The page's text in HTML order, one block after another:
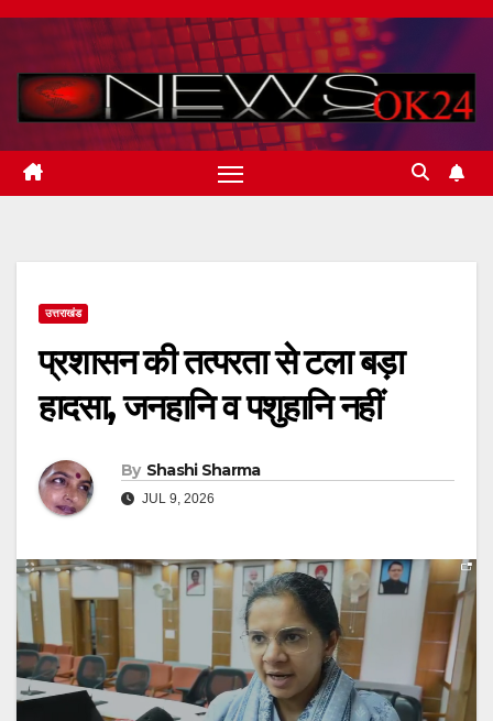
Skip
content
उत्तराखंड
प्रशासन की तत्परता से टला बड़ा
हादसा, जनहानि व पशुहानि नहीं
By Shashi Sharma
JUL 9, 2026